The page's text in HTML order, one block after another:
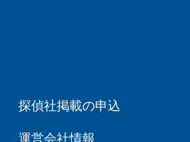
探偵社掲載の申込
運営会社情報